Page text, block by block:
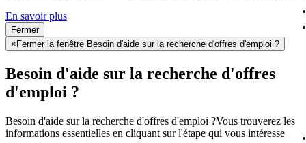
En savoir plus
Fermer
× Fermer la fenêtre Besoin d'aide sur la recherche d'offres d'emploi ?
Besoin d'aide sur la recherche d'offres
d'emploi ?
Besoin d'aide sur la recherche d'offres d'emploi ?Vous trouverez les
informations essentielles en cliquant sur l'étape qui vous intéresse